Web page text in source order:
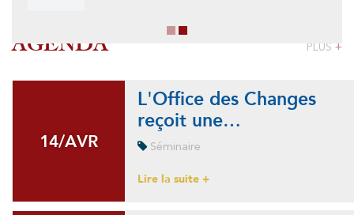
AGENDA PLUS +
14/AVR
14/AVR
L'Office des Changes
reçoit une…
Séminaire
Lire la suite +